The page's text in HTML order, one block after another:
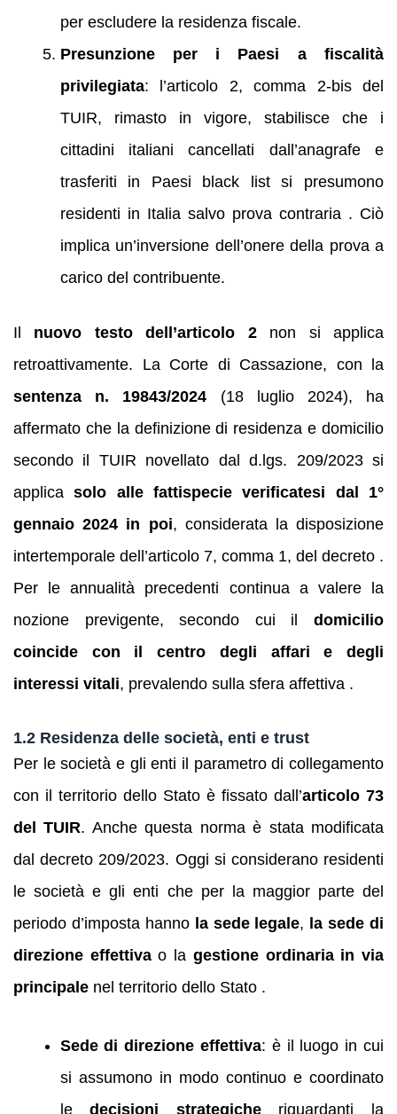
per escludere la residenza fiscale.
Presunzione per i Paesi a fiscalità
privilegiata: l’articolo 2, comma 2‑bis del
TUIR, rimasto in vigore, stabilisce che i
cittadini italiani cancellati dall’anagrafe e
trasferiti in Paesi black list si presumono
residenti in Italia salvo prova contraria . Ciò
implica un’inversione dell’onere della prova a
carico del contribuente.
Il nuovo testo dell’articolo 2non si applica
retroattivamente. La Corte di Cassazione, con la
sentenza n. 19843/2024 (18 luglio 2024), ha
affermato che la definizione di residenza e domicilio
secondo il TUIR novellato dal d.lgs. 209/2023 si
applicasolo alle fattispecie verificatesi dal 1°
gennaio 2024 in poi, considerata la disposizione
intertemporale dell’articolo 7, comma 1, del decreto .
Per le annualità precedenti continua a valere la
nozione previgente, secondo cui il domicilio
coincide con il centro degli affari e degli
interessi vitali, prevalendo sulla sfera affettiva .
1.2 Residenza delle società, enti e trust
Per le società e gli enti il parametro di collegamento
con il territorio dello Stato è fissato dall’articolo 73
del TUIR. Anche questa norma è stata modificata
dal decreto 209/2023. Oggi si considerano residenti
le società e gli enti che per la maggior parte del
periodo d’imposta hanno la sede legale, la sede di
direzione effettivao la gestione ordinaria in via
principale nel territorio dello Stato .
Sede di direzione effettiva: è il luogo in cui
si assumono in modo continuo e coordinato
ledecisioni strategicheriguardanti la